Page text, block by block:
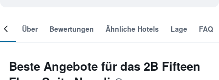
Über Bewertungen Ähnliche Hotels Lage FAQ
Beste Angebote für das 2B Fifteen